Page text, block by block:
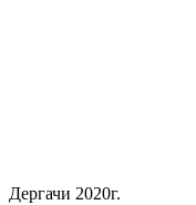
Дергачи 2020г.